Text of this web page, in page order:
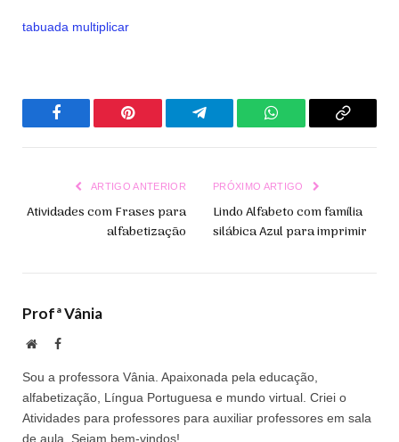
tabuada multiplicar
Facebook Pinterest Telegrama WhatsAppCopiar
ARTIGO ANTERIOR
Atividades com Frases para
alfabetização
PRÓXIMO ARTIGO
Lindo Alfabeto com família
silábica Azul para imprimir
Profª Vânia
Site Facebook
Sou a professora Vânia. Apaixonada pela educação,
alfabetização, Língua Portuguesa e mundo virtual. Criei o
Atividades para professores para auxiliar professores em sala
de aula. Sejam bem-vindos!